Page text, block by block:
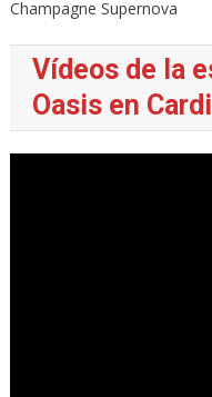
Champagne Supernova
Vídeos de la
Oasis en